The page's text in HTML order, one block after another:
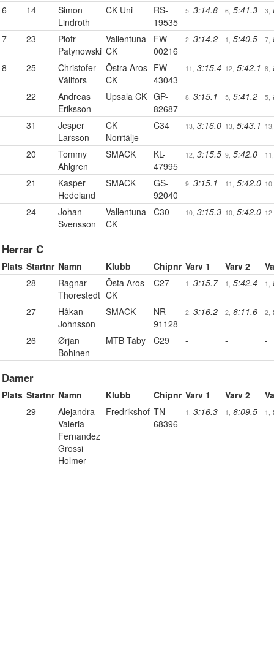
6 14
Simon
Lindroth
CK Uni
RS-
19535
5, 3:14.8 6, 5:41.3 3,
7 23
Piotr
Patynowski
Vallentuna
CK
FW-
00216
2, 3:14.2 1, 5:40.5 7,
8 25
Christofer
Vällfors
Östra Aros
CK
FW-
43043
11, 3:15.4 12, 5:42.1 8,
22
Andreas
Eriksson
Upsala CK GP-
82687
8, 3:15.1 5, 5:41.2 5,
31
Jesper
Larsson
CK
Norrtälje
C34 13, 3:16.0 13, 5:43.1 13,
20
Tommy
Ahlgren
SMACK
KL-
47995
12, 3:15.5 9, 5:42.0 11,
21
Kasper
Hedeland
SMACK
GS-
92040
9, 3:15.1 11, 5:42.0 10,
24
Johan
Svensson
Vallentuna
CK
C30 10, 3:15.3 10, 5:42.0 12,
Herrar C
Plats Startnr Namn Klubb Chipnr Varv 1 Varv 2
28
Ragnar
Thorestedt
Östa Aros
CK
C27 1, 3:15.7 1, 5:42.4 1,
27
Håkan
Johnsson
SMACK
NR-
91128
2, 3:16.2 2, 6:11.6 2,
26
Ørjan
Bohinen
MTB Täby C29 - - -
Damer
Plats Startnr Namn Klubb Chipnr Varv 1 Varv 2
29
Alejandra
Valeria
Fernandez
Grossi
Holmer
Fredrikshof TN-
68396
1, 3:16.3 1, 6:09.5 1,